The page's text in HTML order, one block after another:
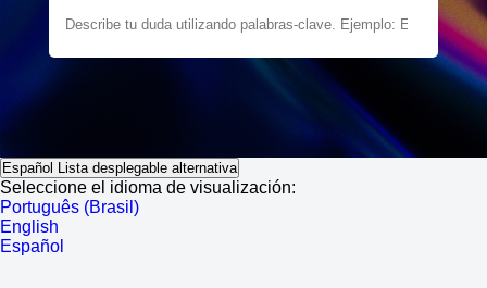
Español Lista desplegable alternativa
Seleccione el idioma de visualización:
Português (Brasil)
English
Español